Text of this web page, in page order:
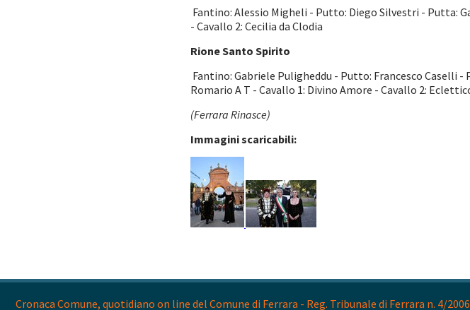
Fantino: Alessio Migheli - Putto: Diego Silvestri - Putta:
- Cavallo 2: Cecilia da Clodia
Rione Santo Spirito
Fantino: Gabriele Puligheddu - Putto: Francesco Caselli
Romario A T - Cavallo 1: Divino Amore - Cavallo 2:
(Ferrara Rinasce)
Immagini scaricabili:
Cronaca Comune, quotidiano on line del Comune di Ferrara - Reg. Tribunale di Ferrara n. 4/2006